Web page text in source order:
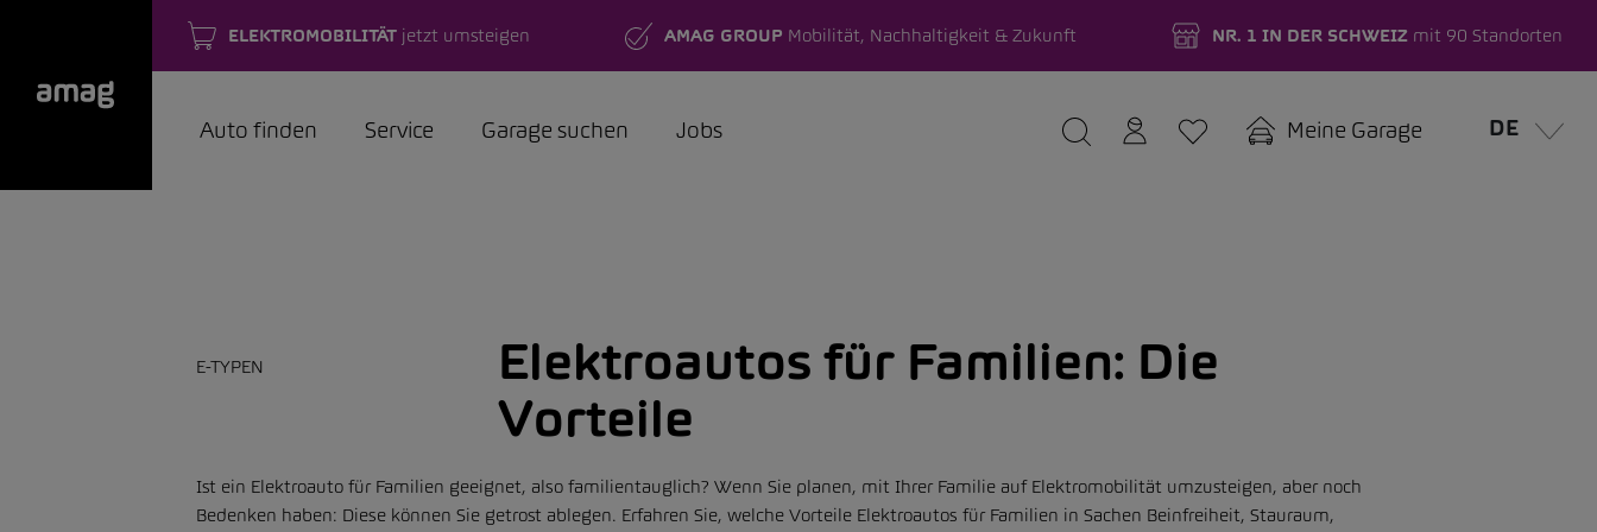
ELEKTROMOBILITÄTjetzt umsteigen AMAG GROUP Mobilität, Nachhaltigkeit & Zukunft NR. 1 IN DER SCHWEIZmit 90 Standorten
Auto finden Service Garage suchen Jobs Meine Garage DE
E-TYPEN
Elektroautos für Familien: Die
Vorteile
Ist ein Elektroauto für Familien geeignet, also familientauglich? Wenn Sie planen, mit Ihrer Familie auf Elektromobilität umzusteigen, aber noch
Bedenken haben: Diese können Sie getrost ablegen. Erfahren Sie, welche Vorteile Elektroautos für Familien in Sachen Beinfreiheit, Stauraum,